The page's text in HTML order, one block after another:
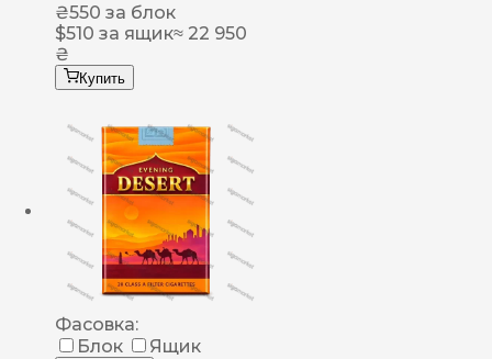
₴550 за блок
$510 за ящик≈ 22 950
₴
Купить
Фасовка:
Блок
Ящик